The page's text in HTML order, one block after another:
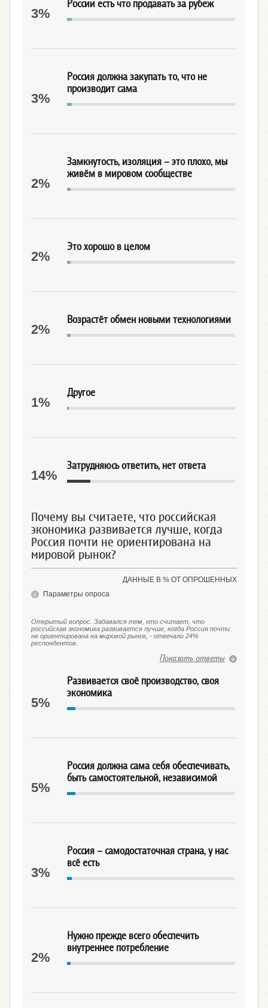
России есть что продавать за рубеж
3%
Россия должна закупать то, что не
производит сама
3%
Замкнутость, изоляция – это плохо, мы
живём в мировом сообществе
2%
Это хорошо в целом
2%
Возрастёт обмен новыми технологиями
2%
Другое
1%
Затрудняюсь ответить, нет ответа
14%
Почему вы считаете, что российская
экономика развивается лучше, когда
Россия почти не ориентирована на
мировой рынок?
ДАННЫЕ В % ОТ ОПРОШЕННЫХ
Параметры опроса
Открытый вопрос. Задавался тем, кто считает, что
российская экономика развивается лучше, когда Россия почти
не ориентирована на мировой рынок, - отвечали 24%
респондентов.
Показать ответы
Развивается своё производство, своя
экономика
5%
Россия должна сама себя обеспечивать,
быть самостоятельной, независимой
5%
Россия – самодостаточная страна, у нас
всё есть
3%
Нужно прежде всего обеспечить
внутреннее потребление
2%